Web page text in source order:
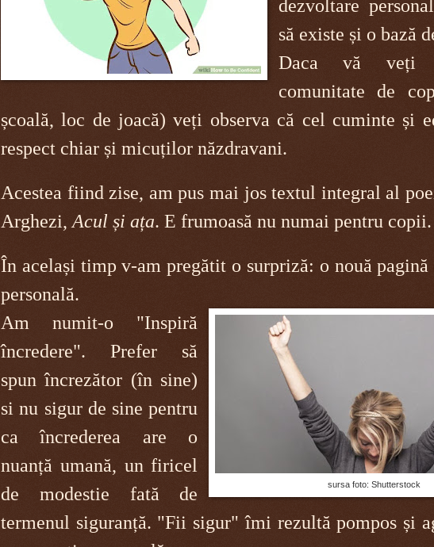
dezvoltare
să existe și o bază
Daca vă veți
comunitate de
școală, loc de joacă) veți observa că cel cuminte și
respect chiar și micuților năzdravani.
Acestea fiind zise, am pus mai jos textul integral al
Arghezi, Acul și ața. E frumoasă nu numai pentru copii.
În același timp v-am pregătit o surpriză: o nouă pagină
personală.
sursa foto: Shutterstock
Am numit-o "Inspiră
încredere". Prefer să
spun încrezător (în sine)
si nu sigur de sine pentru
ca încrederea are o
nuanță umană, un firicel
de modestie fată de
termenul siguranță. "Fii sigur" îmi rezultă pompos și